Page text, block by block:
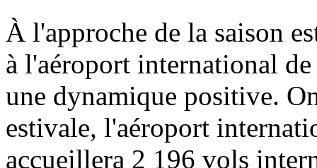
À l'approche de la saison
à l'aéroport international
une dynamique positive.
estivale, l'aéroport
accueillera 2 196 vols